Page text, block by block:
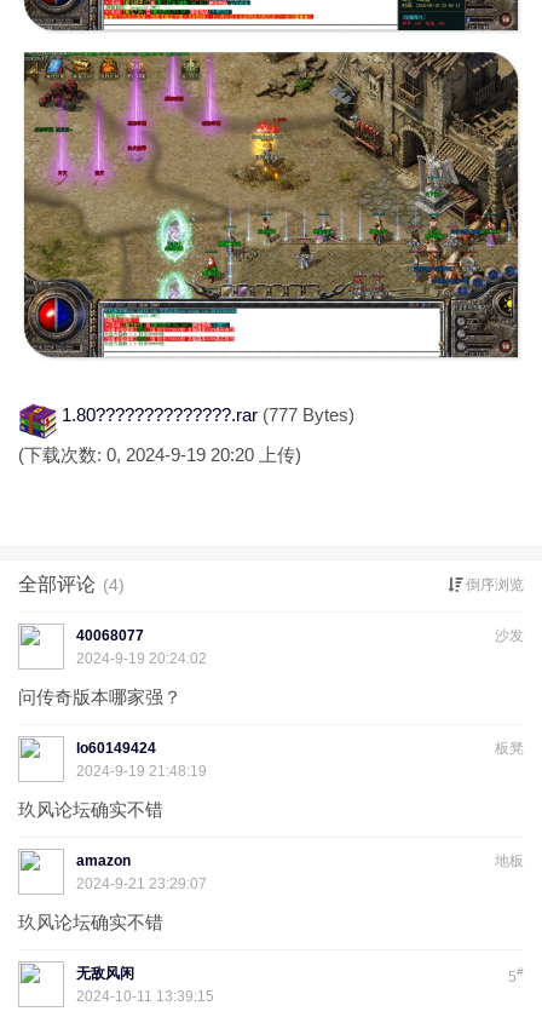
1.80??????????????.rar (777 Bytes)
(下载次数: 0, 2024-9-19 20:20 上传)
全部评论 (4) 倒序浏览
沙发
40068077
2024-9-19 20:24:02
问传奇版本哪家强？
板凳
lo60149424
2024-9-19 21:48:19
玖风论坛确实不错
地板
amazon
2024-9-21 23:29:07
玖风论坛确实不错
5#
无敌风闲
2024-10-11 13:39:15